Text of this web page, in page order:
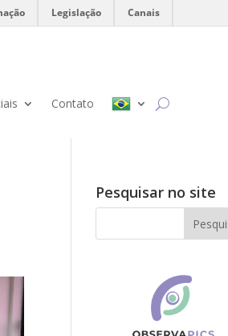
Legislação Canais
Contato
Pesquisar no site